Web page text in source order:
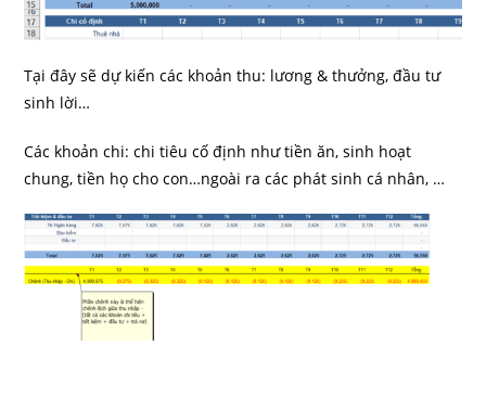
Tại đây sẽ dự kiến các khoản thu: lương & thưởng, đầu tư
sinh lời…
Các khoản chi: chi tiêu cố định như tiền ăn, sinh hoạt
chung, tiền họ cho con…ngoài ra các phát sinh cá nhân, …